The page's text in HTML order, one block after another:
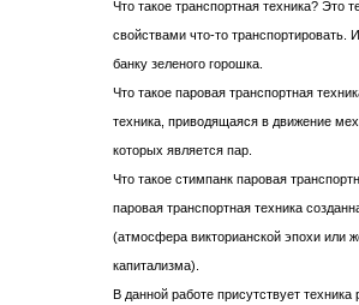
Что такое транспортная техника? Это
свойствами что-то транспортировать.
банку зеленого горошка.
Что такое паровая транспортная
техника, приводящаяся в движение
которых является пар.
Что такое стимпанк паровая
паровая транспортная техника
(атмосфера викторианской эпохи или
капитализма).
В данной работе присутствует